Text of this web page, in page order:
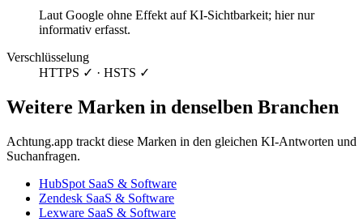
Laut Google ohne Effekt auf KI-Sichtbarkeit; hier nur
informativ erfasst.
Verschlüsselung
HTTPS ✓ · HSTS ✓
Weitere Marken in denselben Branchen
Achtung.app trackt diese Marken in den gleichen KI-Antworten und
Suchanfragen.
HubSpot SaaS & Software
Zendesk SaaS & Software
Lexware SaaS & Software